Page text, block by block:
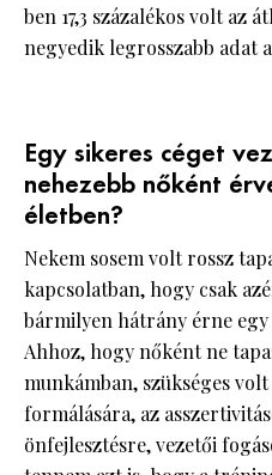
ben 17,3 százalékos volt az
negyedik legrosszabb adat
Egy sikeres céget
nehezebb nőként
életben?
Nekem sosem volt rossz
kapcsolatban, hogy csak
bármilyen hátrány érne
Ahhoz, hogy nőként ne
munkámban, szükséges
formálására, az
önfejlesztésre, vezetői